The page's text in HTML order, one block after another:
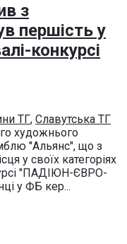
з
першість у
конкурсі
ТГ, Славутська ТГ
художнього
"Альянс", що з
у своїх категоріях
"ПАДІЮН-ЄВРО-
у ФБ кер...